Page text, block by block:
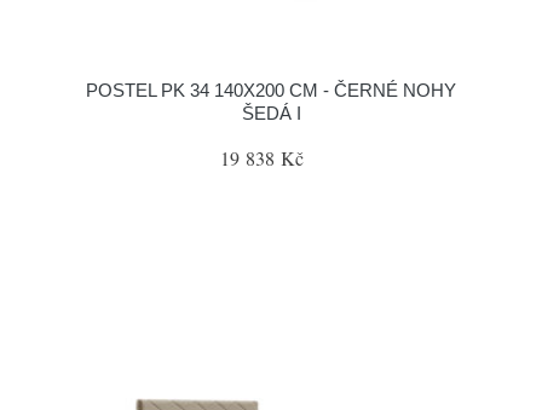
POSTEL PK 34 140X200 CM - ČERNÉ NOHY
ŠEDÁ I
19 838 Kč